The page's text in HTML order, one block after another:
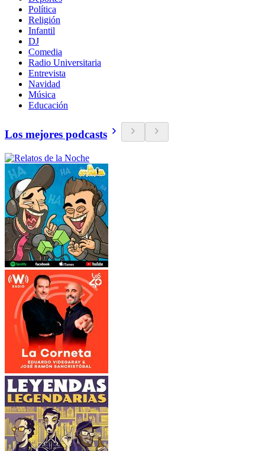
Política
Religión
Infantil
DJ
Comedia
Radio Universitaria
Entrevista
Navidad
Música
Educación
Los mejores podcasts